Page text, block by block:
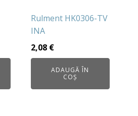
Rulment HK0306-TV
INA
2,08 €
ADAUGĂ ÎN
COȘ